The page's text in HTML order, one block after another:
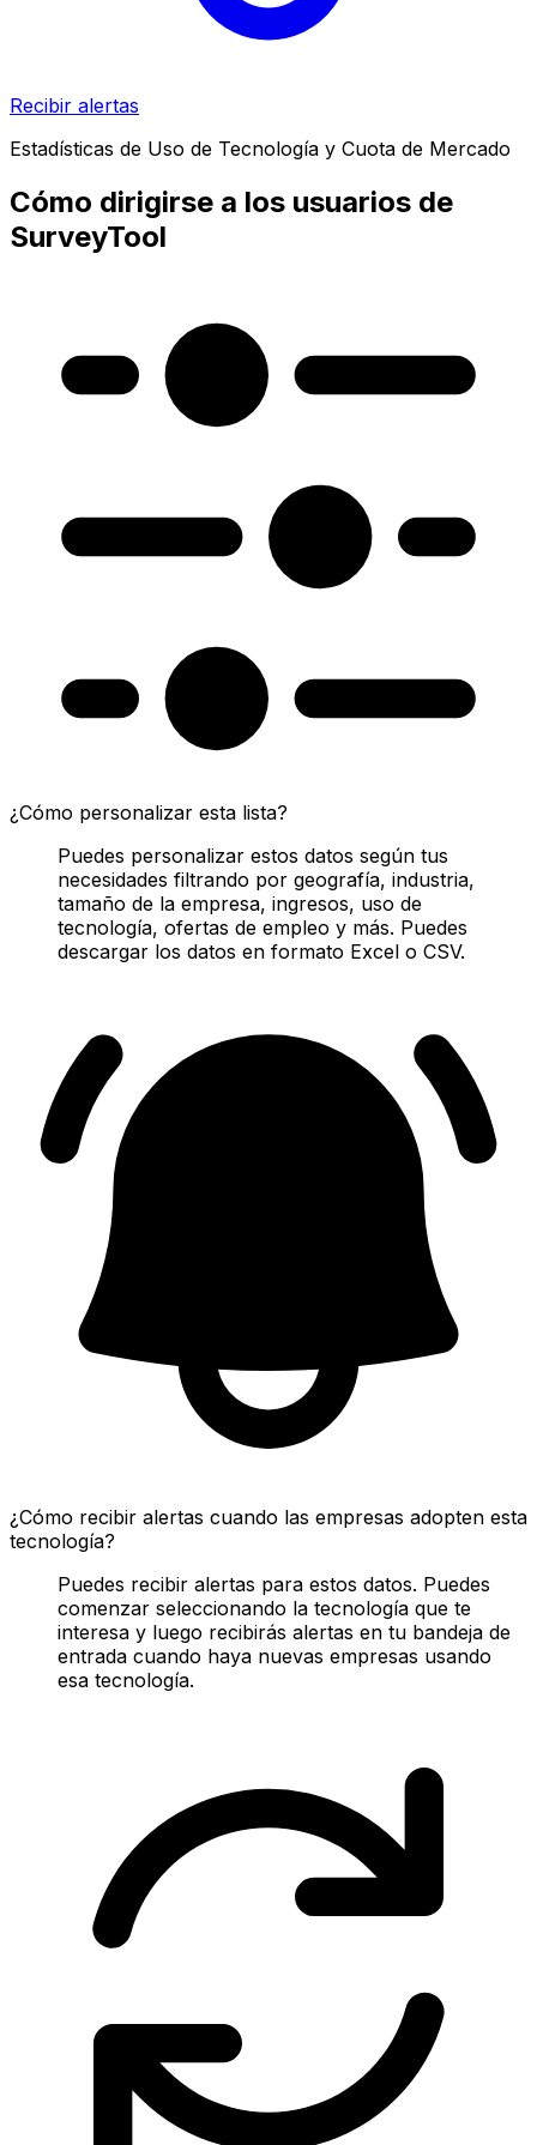
Recibir alertas
Estadísticas de Uso de Tecnología y Cuota de Mercado
Cómo dirigirse a los usuarios de
SurveyTool
¿Cómo personalizar esta lista?
Puedes personalizar estos datos según tus
necesidades filtrando por geografía, industria,
tamaño de la empresa, ingresos, uso de
tecnología, ofertas de empleo y más. Puedes
descargar los datos en formato Excel o CSV.
¿Cómo recibir alertas cuando las empresas adopten esta
tecnología?
Puedes recibir alertas para estos datos. Puedes
comenzar seleccionando la tecnología que te
interesa y luego recibirás alertas en tu bandeja de
entrada cuando haya nuevas empresas usando
esa tecnología.